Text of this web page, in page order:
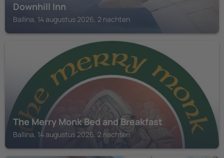
Downhill Inn
Ballina, 14 augustus 2026, 2 nachten
The Merry Monk Bed and Breakfast
Ballina, 14 augustus 2026, 2 nachten